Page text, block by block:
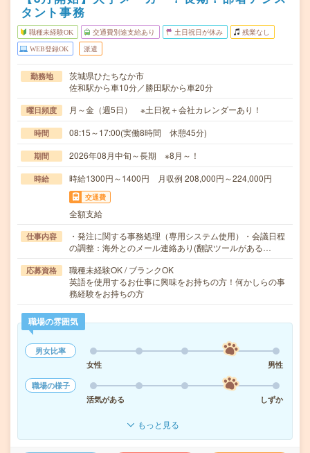
タント事務
職種未経験OK 交通費別途支給あり 土日祝日が休み 残業なし
WEB登録OK 派遣
勤務地
茨城県ひたちなか市
佐和駅から車10分／勝田駅から車20分
曜日頻度 月～金（週5日） ※土日祝＋会社カレンダーあり！
時間 08:15～17:00(実働8時間 休憩45分)
期間 2026年08月中旬～長期 ※8月～！
時給 時給1300円～1400円 月収例 208,000円～224,000円
交通費
全額支給
仕事内容
・発注に関する事務処理（専用システム使用）・会議日程
の調整：海外とのメール連絡あり(翻訳ツールがある…
応募資格
職種未経験OK / ブランクOK
英語を使用するお仕事に興味をお持ちの方！何かしらの事
務経験をお持ちの方
職場の雰囲気
男女比率
女性
男性
職場の様子
活気がある
しずか
もっと見る